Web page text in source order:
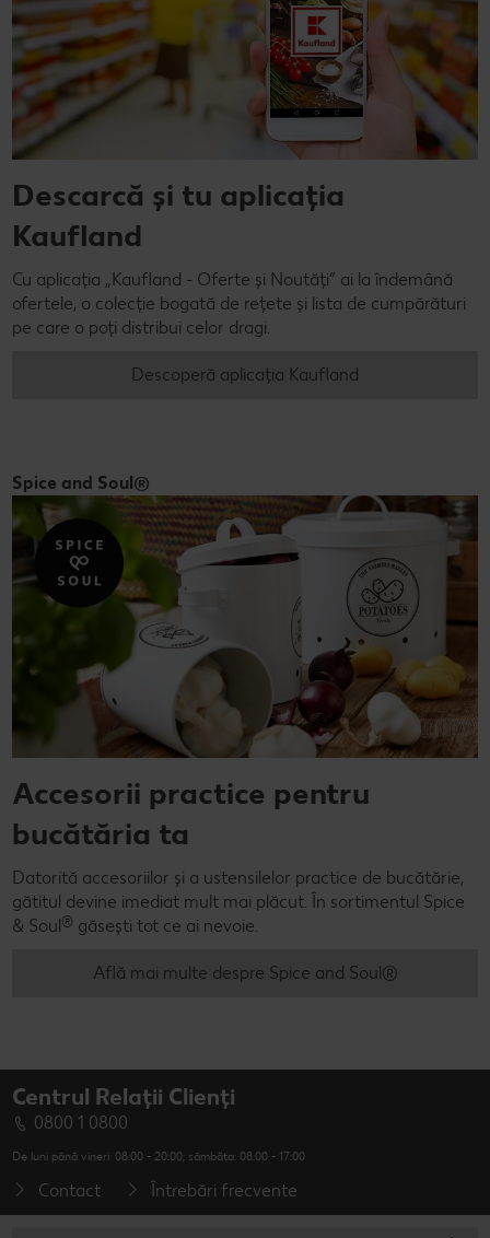
Descarcă și tu aplicația
Kaufland
Cu aplicația „Kaufland - Oferte și Noutăți” ai la îndemână
ofertele, o colecție bogată de rețete și lista de cumpărături
pe care o poți distribui celor dragi.
Descoperă aplicația Kaufland
Spice and Soul®
Accesorii practice pentru
bucătăria ta
Datorită accesoriilor și a ustensilelor practice de bucătărie,
gătitul devine imediat mult mai plăcut. În sortimentul Spice
& Soul® găsești tot ce ai nevoie.
Află mai multe despre Spice and Soul®
Centrul Relații Clienți
0800 1 0800
De luni până vineri: 08:00 - 20:00; sâmbăta: 08:00 - 17:00
Contact Întrebări frecvente